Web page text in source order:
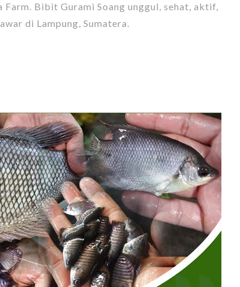
Bibit Gurami Soang unggul, sehat, aktif,
di Lampung, Sumatera.